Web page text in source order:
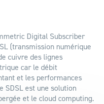
Digital Subscriber
(transmission numérique
cuivre des lignes
car le débit
et les performances
SDSL est une solution
et le cloud computing.